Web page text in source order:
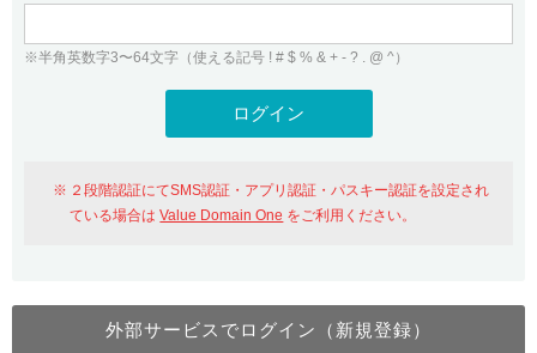
WHOIS検索
Value Domainにログイン
おすすめ One レンタルサーバーを含む最新の機能を使う方
Value Domain Oneにログイン
※半角英数字3〜64文字（使える記号 ! # $ % & + - ? . @ ^）
２段階認証にてSMS認証・アプリ認証・パスキー認証を設定され
ている場合はValue Domain One をご利用ください。
外部サービスでログイン（新規登録）